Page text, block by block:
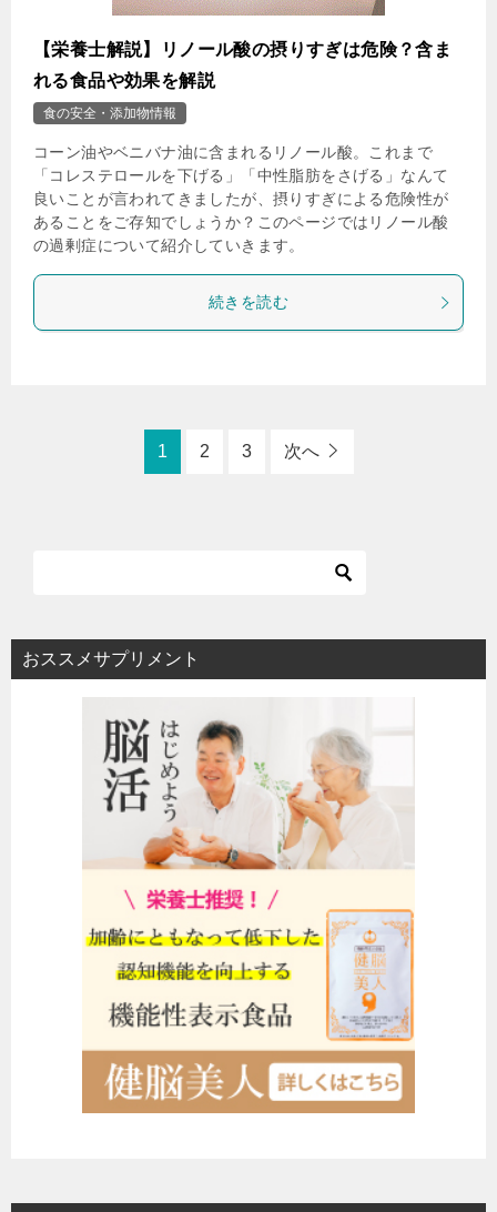
【栄養士解説】リノール酸の摂りすぎは危険？含ま
れる食品や効果を解説
食の安全・添加物情報
コーン油やベニバナ油に含まれるリノール酸。これまで
「コレステロールを下げる」「中性脂肪をさげる」なんて
良いことが言われてきましたが、摂りすぎによる危険性が
あることをご存知でしょうか？このページではリノール酸
の過剰症について紹介していきます。
続きを読む
1 2 3 次へ
おススメサプリメント